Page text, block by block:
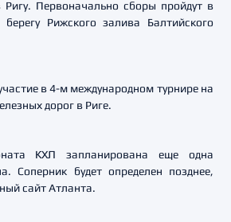
Ригу. Первоначально сборы пройдут в
Рижского залива Балтийского
в 4-м международном турнире на
дорог в Риге.
КХЛ запланирована еще одна
Соперник будет определен позднее,
сайт Атланта.